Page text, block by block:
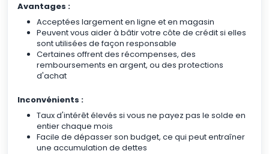
Avantages :
Acceptées largement en ligne et en magasin
Peuvent vous aider à bâtir votre côte de crédit si elles
sont utilisées de façon responsable
Certaines offrent des récompenses, des
remboursements en argent, ou des protections
d'achat
Inconvénients :
Taux d'intérêt élevés si vous ne payez pas le solde en
entier chaque mois
Facile de dépasser son budget, ce qui peut entraîner
une accumulation de dettes